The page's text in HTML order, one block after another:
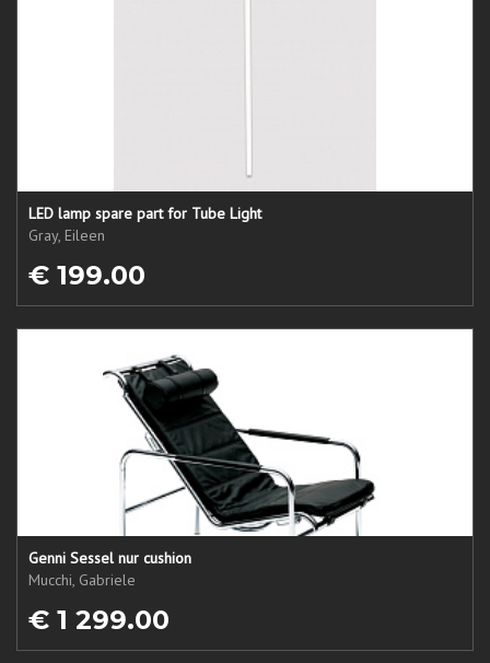
LED lamp spare part for Tube Light
Gray, Eileen
€ 199.00
Genni Sessel nur cushion
Mucchi, Gabriele
€ 1 299.00